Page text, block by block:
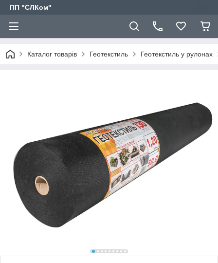
ПП "СЛКом"
Каталог товарів Геотекстиль Геотекстиль у рулонах